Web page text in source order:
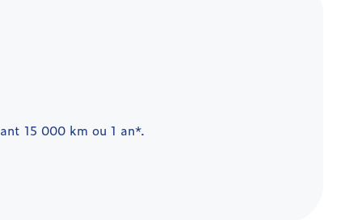
15 000 km ou 1 an*.